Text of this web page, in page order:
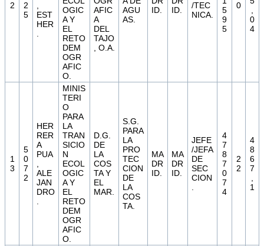
2
2
5
EST
HER
OGIC
A Y
EL
RETO
DEM
OGR
AFIC
O.
AFIC
A
DEL
TAJO
, O.A.
AGU
AS.
ID.
ID.
/TEC
NICA.
5
9
5
0
0
4
1
3
5
0
7
2
HER
RER
A
PUA
ALE
JAN
DRO
MINIS
TERI
O
PARA
LA
TRAN
SICIO
N
ECOL
OGIC
A Y
EL
RETO
DEM
OGR
AFIC
O.
D.G.
DE
LA
COS
TA Y
EL
MAR.
S.G.
PARA
LA
PRO
TEC
CION
DE
LA
COS
TA.
MA
DR
ID.
MA
DR
ID.
JEFE
/JEFA
DE
SEC
CION
4
7
8
7
0
7
4
2
2
4
8
6
7
1